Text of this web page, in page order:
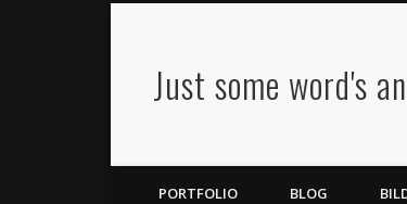
Just some word's
Google+
PORTFOLIO BLOG